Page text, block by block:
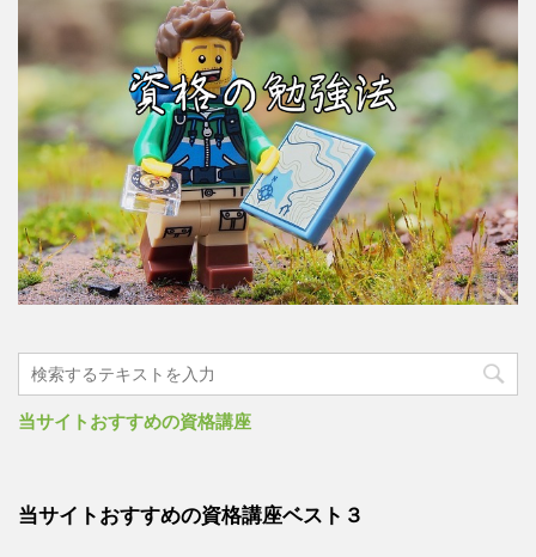
当サイトおすすめの資格講座
当サイトおすすめの資格講座ベスト３